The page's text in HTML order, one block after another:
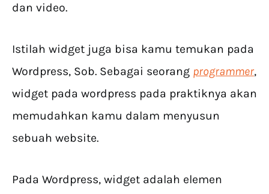
dan video.
Istilah widget juga bisa kamu temukan pada
Wordpress, Sob. Sebagai seorang programmer,
widget pada wordpress pada praktiknya akan
memudahkan kamu dalam menyusun
sebuah website.
Pada Wordpress, widget adalah elemen